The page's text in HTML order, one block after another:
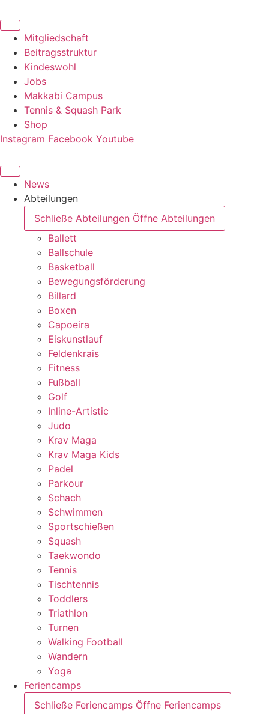
Inhalt
springenMitgliedschaft
Beitragsstruktur
Kindeswohl
Jobs
Makkabi Campus
Tennis & Squash Park
Shop
Instagram Facebook Youtube
News
Abteilungen
Schließe Abteilungen Öffne Abteilungen
Ballett
Ballschule
Basketball
Bewegungsförderung
Billard
Boxen
Capoeira
Eiskunstlauf
Feldenkrais
Fitness
Fußball
Golf
Inline-Artistic
Judo
Krav Maga
Krav Maga Kids
Padel
Parkour
Schach
Schwimmen
Sportschießen
Squash
Taekwondo
Tennis
Tischtennis
Toddlers
Triathlon
Turnen
Walking Football
Wandern
Yoga
Feriencamps
Schließe Feriencamps Öffne Feriencamps